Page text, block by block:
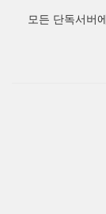
모든 단독서버